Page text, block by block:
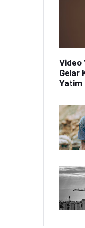
Video
Gelar
Yatim